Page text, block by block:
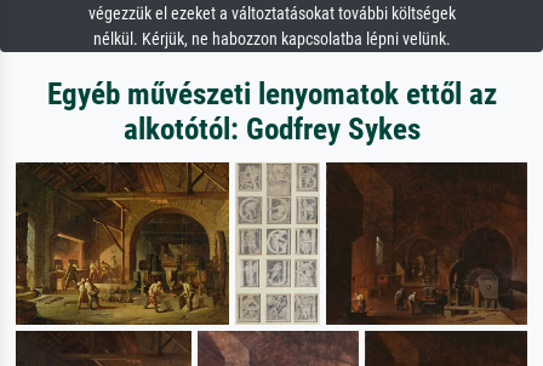
végezzük el ezeket a változtatásokat további költségek
nélkül. Kérjük, ne habozzon kapcsolatba lépni velünk.
Egyéb művészeti lenyomatok ettől az
alkotótól: Godfrey Sykes